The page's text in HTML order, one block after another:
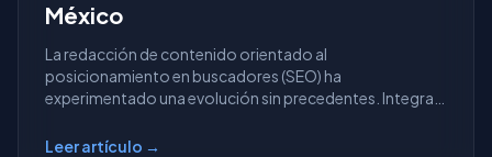
México
La redacción de contenido orientado al
posicionamiento en buscadores (SEO) ha
experimentado una evolución sin precedentes. Integrar
Leer artículo →